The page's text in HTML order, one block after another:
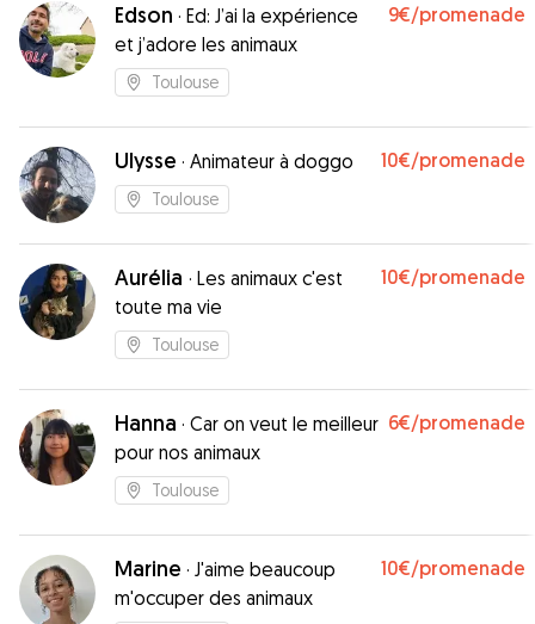
Edson · Ed: J’ai la expérience
et j’adore les animaux
9€/promenade
Toulouse
Ulysse · Animateur à doggo 10€/promenade
Toulouse
Aurélia · Les animaux c'est
toute ma vie
10€/promenade
Toulouse
Hanna · Car on veut le meilleur
pour nos animaux
6€/promenade
Toulouse
Marine · J'aime beaucoup
m'occuper des animaux
10€/promenade